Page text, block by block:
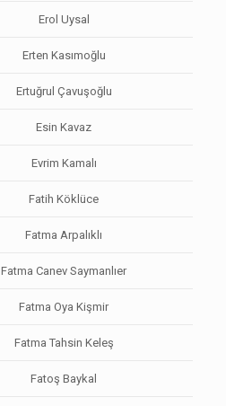
Erol Uysal
Erten Kasımoğlu
Ertuğrul Çavuşoğlu
Esin Kavaz
Evrim Kamalı
Fatih Köklüce
Fatma Arpalıklı
Fatma Canev Saymanlıer
Fatma Oya Kişmir
Fatma Tahsin Keleş
Fatoş Baykal